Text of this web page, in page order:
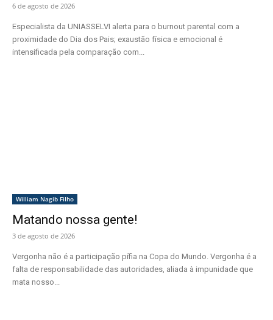
6 de agosto de 2026
Especialista da UNIASSELVI alerta para o burnout parental com a
proximidade do Dia dos Pais; exaustão física e emocional é
intensificada pela comparação com...
William Nagib Filho
Matando nossa gente!
3 de agosto de 2026
Vergonha não é a participação pífia na Copa do Mundo. Vergonha é a
falta de responsabilidade das autoridades, aliada à impunidade que
mata nosso...